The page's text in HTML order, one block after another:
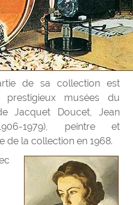
musées du
Jacquet Doucet, Jean
1979), peintre et
de la collection en 1968.